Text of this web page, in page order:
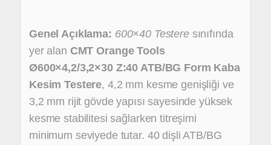
Genel Açıklama: 600×40 Testeresınıfında
yer alan CMT Orange Tools
Ø600×4,2/3,2×30 Z:40 ATB/BG Form Kaba
Kesim Testere, 4,2 mm kesme genişliği ve
3,2 mm rijit gövde yapısı sayesinde yüksek
kesme stabilitesi sağlarken titreşimi
minimum seviyede tutar. 40 dişli ATB/BG